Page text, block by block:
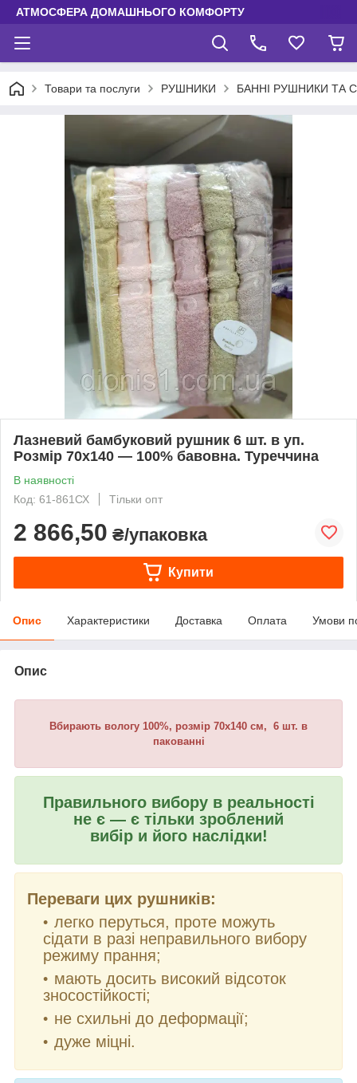
АТМОСФЕРА ДОМАШНЬОГО КОМФОРТУ
Товари та послуги РУШНИКИ БАННІ РУШНИКИ ТА
Лазневий бамбуковий рушник 6 шт. в уп.
Розмір 70х140 — 100% бавовна. Туреччина
В наявності
Код: 61-861СХ
Тільки опт
2 866,50 ₴/упаковка
Купити
Опис Характеристики Доставка Оплата Умови
Опис
Вбирають вологу 100%, розмір 70х140 см, 6 шт. в
пакованні
Правильного вибору в реальності
не є — є тільки зроблений
вибір и його наслідки!
Переваги цих рушників:
легко перуться, проте можуть
сідати в разі неправильного вибору
режиму прання;
мають досить високий відсоток
зносостійкості;
не схильні до деформації;
дуже міцні.